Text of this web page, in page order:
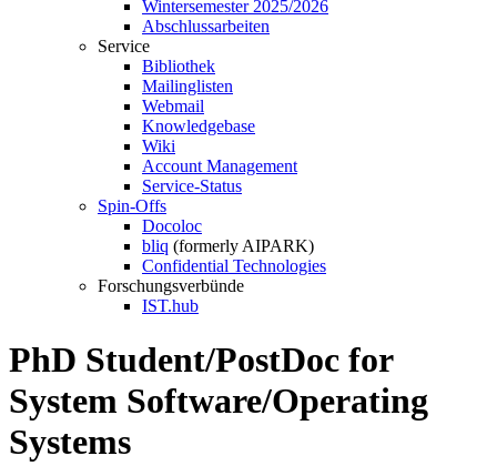
Wintersemester 2025/2026
Abschlussarbeiten
Service
Bibliothek
Mailinglisten
Webmail
Knowledgebase
Wiki
Account Management
Service-Status
Spin-Offs
Docoloc
bliq (formerly AIPARK)
Confidential Technologies
Forschungsverbünde
IST.hub
PhD Student/PostDoc for
System Software/Operating
Systems